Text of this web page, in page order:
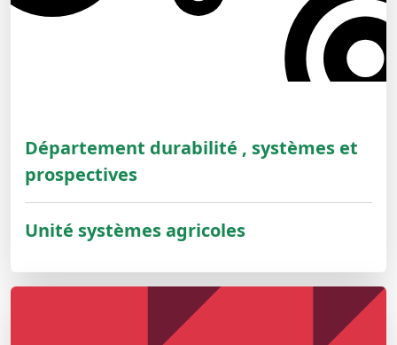
Département durabilité , systèmes et
prospectives
Unité systèmes agricoles